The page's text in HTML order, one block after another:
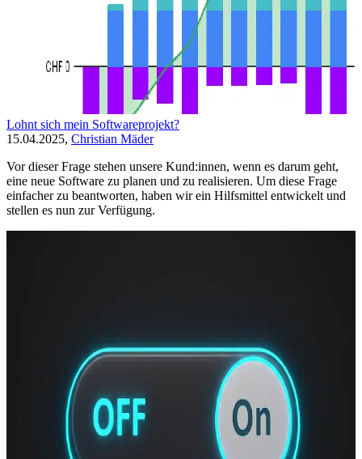
Lohnt sich mein Softwareprojekt?
15.04.2025, Christian Mäder
Vor dieser Frage stehen unsere Kund:innen, wenn es darum geht,
eine neue Software zu planen und zu realisieren. Um diese Frage
einfacher zu beantworten, haben wir ein Hilfsmittel entwickelt und
stellen es nun zur Verfügung.